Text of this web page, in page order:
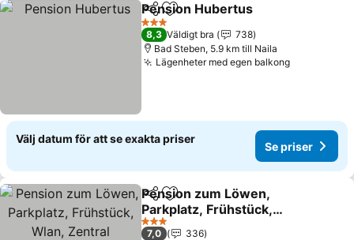
Dela Lägg till i Mina Favoriter
Pension Hubertus
3 Stjärnor
8,3 Väldigt bra
738
Bad Steben, 5.9 km till Naila
Lägenheter med egen balkong
Välj datum för att se exakta priser
Se priser
Dela Lägg till i Mina Favoriter
Pension zum Löwen,
Parkplatz, Frühstück,
Wlan, Zentral
3 Stjärnor
7,0
336